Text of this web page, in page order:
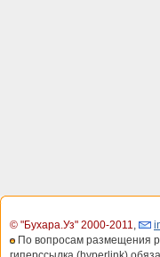
© "Бухара.Уз" 2000-2011,
По вопросам размещения